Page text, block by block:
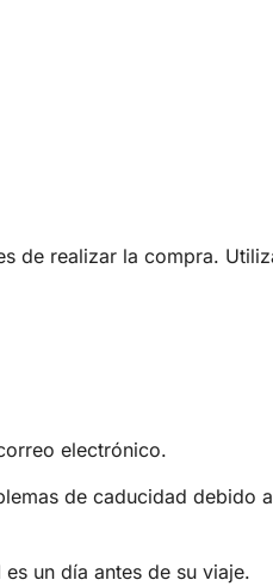
de realizar la compra.
electrónico.
de caducidad debido
un día antes de su viaje.